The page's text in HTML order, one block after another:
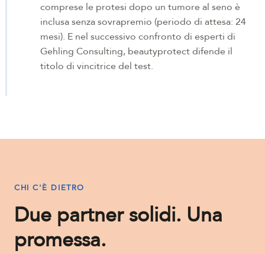
comprese le protesi dopo un tumore al seno è
inclusa senza sovrapremio (periodo di attesa: 24
mesi). E nel successivo confronto di esperti di
Gehling Consulting, beautyprotect difende il
titolo di vincitrice del test.
CHI C'È DIETRO
Due partner solidi. Una
promessa.